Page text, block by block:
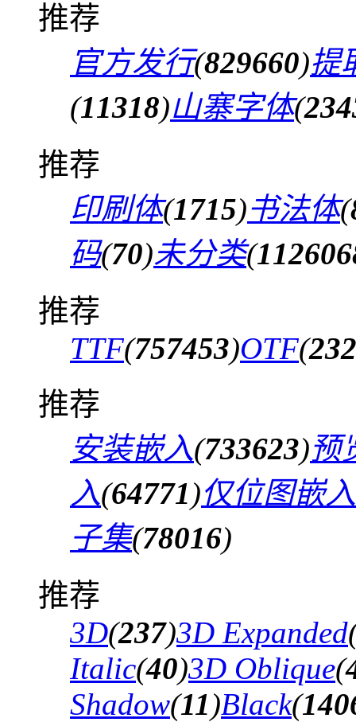
推荐
官方发行(829660)提
(11318)山寨字体(
推荐
印刷体(1715)书法体(
码(70)未分类(
推荐
TTF(757453)OTF(
推荐
安装嵌入(733623)预
入(64771)仅位图嵌入
子集(78016)
推荐
3D(237)3D Expanded
Italic(40)3D Oblique(
Shadow(11)Black(